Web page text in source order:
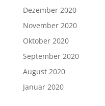
Dezember 2020
November 2020
Oktober 2020
September 2020
August 2020
Januar 2020